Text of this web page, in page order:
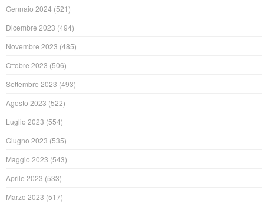
Gennaio 2024 (521)
Dicembre 2023 (494)
Novembre 2023 (485)
Ottobre 2023 (506)
Settembre 2023 (493)
Agosto 2023 (522)
Luglio 2023 (554)
Giugno 2023 (535)
Maggio 2023 (543)
Aprile 2023 (533)
Marzo 2023 (517)